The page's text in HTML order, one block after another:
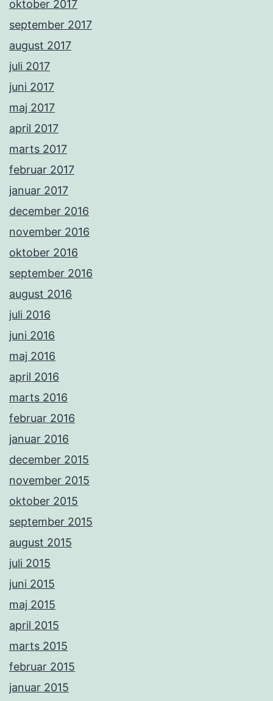
oktober 2017
september 2017
august 2017
juli 2017
juni 2017
maj 2017
april 2017
marts 2017
februar 2017
januar 2017
december 2016
november 2016
oktober 2016
september 2016
august 2016
juli 2016
juni 2016
maj 2016
april 2016
marts 2016
februar 2016
januar 2016
december 2015
november 2015
oktober 2015
september 2015
august 2015
juli 2015
juni 2015
maj 2015
april 2015
marts 2015
februar 2015
januar 2015